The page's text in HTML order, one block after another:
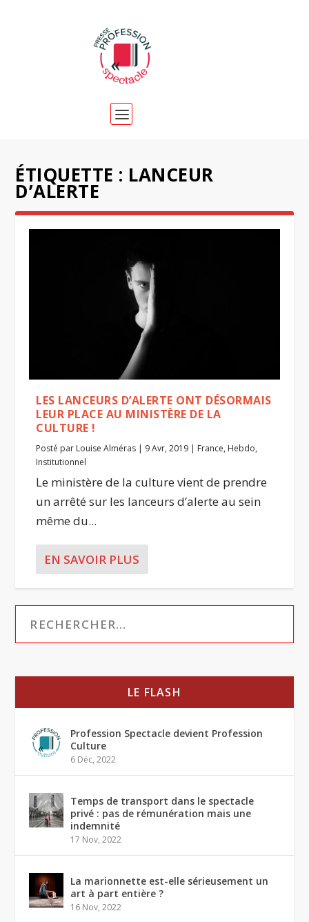
ÉTIQUETTE : LANCEUR
D’ALERTE
LES LANCEURS D’ALERTE ONT DÉSORMAIS
LEUR PLACE AU MINISTÈRE DE LA
CULTURE !
Posté par Louise Alméras | 9 Avr, 2019 | France, Hebdo,
Institutionnel
Le ministère de la culture vient de prendre
un arrêté sur les lanceurs d’alerte au sein
même du...
EN SAVOIR PLUS
LE FLASH
Profession Spectacle devient Profession
Culture
6 Déc, 2022
Temps de transport dans le spectacle
privé : pas de rémunération mais une
indemnité
17 Nov, 2022
La marionnette est-elle sérieusement un
art à part entière ?
16 Nov, 2022